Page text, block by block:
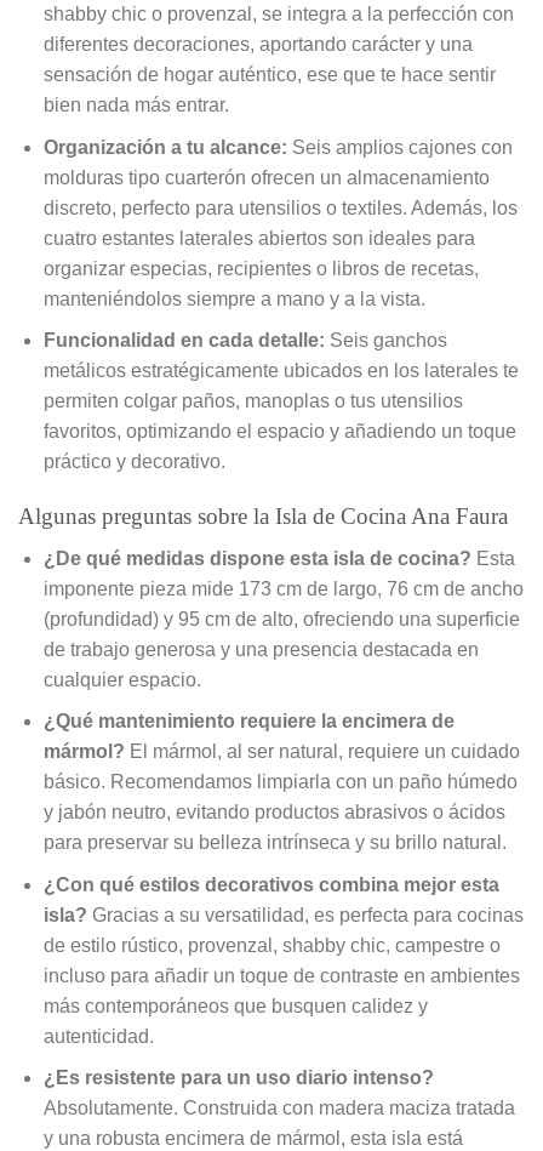
shabby chic o provenzal, se integra a la perfección con
diferentes decoraciones, aportando carácter y una
sensación de hogar auténtico, ese que te hace sentir
bien nada más entrar.
Organización a tu alcance: Seis amplios cajones con
molduras tipo cuarterón ofrecen un almacenamiento
discreto, perfecto para utensilios o textiles. Además, los
cuatro estantes laterales abiertos son ideales para
organizar especias, recipientes o libros de recetas,
manteniéndolos siempre a mano y a la vista.
Funcionalidad en cada detalle: Seis ganchos
metálicos estratégicamente ubicados en los laterales te
permiten colgar paños, manoplas o tus utensilios
favoritos, optimizando el espacio y añadiendo un toque
práctico y decorativo.
Algunas preguntas sobre la Isla de Cocina Ana Faura
¿De qué medidas dispone esta isla de cocina? Esta
imponente pieza mide 173 cm de largo, 76 cm de ancho
(profundidad) y 95 cm de alto, ofreciendo una superficie
de trabajo generosa y una presencia destacada en
cualquier espacio.
¿Qué mantenimiento requiere la encimera de
mármol? El mármol, al ser natural, requiere un cuidado
básico. Recomendamos limpiarla con un paño húmedo
y jabón neutro, evitando productos abrasivos o ácidos
para preservar su belleza intrínseca y su brillo natural.
¿Con qué estilos decorativos combina mejor esta
isla? Gracias a su versatilidad, es perfecta para cocinas
de estilo rústico, provenzal, shabby chic, campestre o
incluso para añadir un toque de contraste en ambientes
más contemporáneos que busquen calidez y
autenticidad.
¿Es resistente para un uso diario intenso?
Absolutamente. Construida con madera maciza tratada
y una robusta encimera de mármol, esta isla está